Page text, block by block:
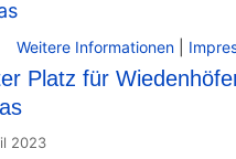
Platz für
2023
Weitere Informationen